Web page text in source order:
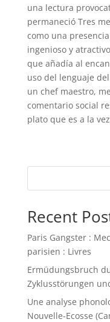
una lectura
permaneció Tres
como una
ingenioso y
que añadía al
uso del lenguaje
un chef maestro,
comentario social
plato que es a la
Recent
Paris Gangster :
parisien : Livres
Ermüdungsbruch
Zyklusstörungen
Une analyse
Nouvelle-Ecosse